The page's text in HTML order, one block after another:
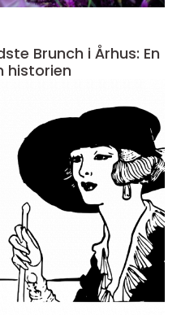
Brunch i Århus: En
historien